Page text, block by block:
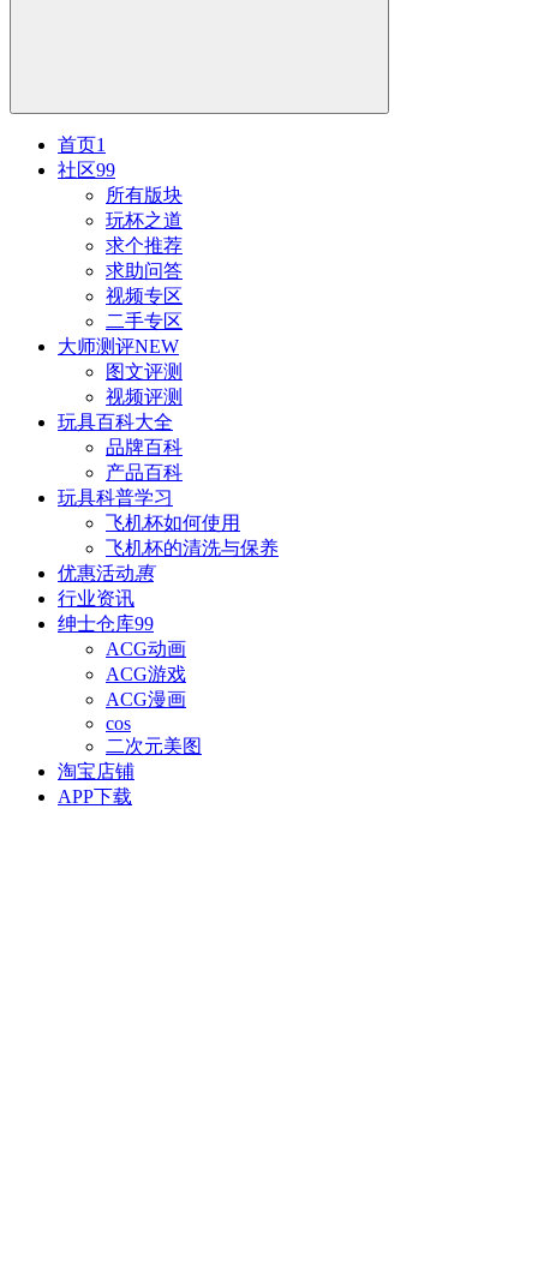
首页1
社区99
所有版块
玩杯之道
求个推荐
求助问答
视频专区
二手专区
大师测评NEW
图文评测
视频评测
玩具百科大全
品牌百科
产品百科
玩具科普学习
飞机杯如何使用
飞机杯的清洗与保养
优惠活动惠
行业资讯
绅士仓库99
ACG动画
ACG游戏
ACG漫画
cos
二次元美图
淘宝店铺
APP下载